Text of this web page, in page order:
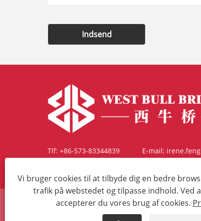
Indsend
Tlf: +86-573-83344839 E-mail:
Vi bruger cookies til at tilbyde dig en bedre
trafik på webstedet og tilpasse indhold. Ved
accepterer du vores brug af cookies.